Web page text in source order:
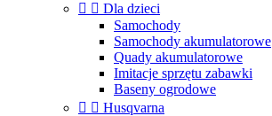
  Dla dzieci
Samochody
Samochody akumulatorowe
Quady akumulatorowe
Imitacje sprzętu zabawki
Baseny ogrodowe
  Husqvarna